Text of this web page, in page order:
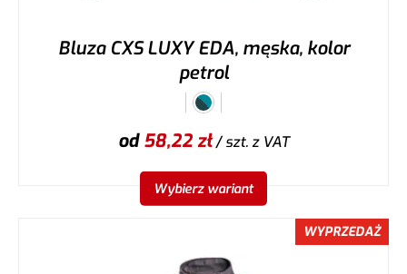
Bluza CXS LUXY EDA, męska, kolor
petrol
od58,22zł/ szt.z VAT
Wybierz wariant
WYPRZEDAŻ